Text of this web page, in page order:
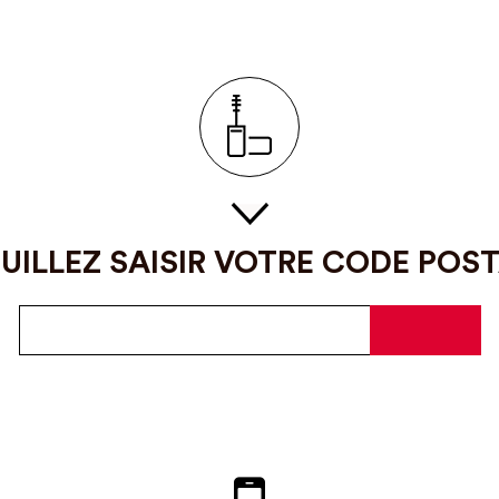
SAISIR VOTRE CODE